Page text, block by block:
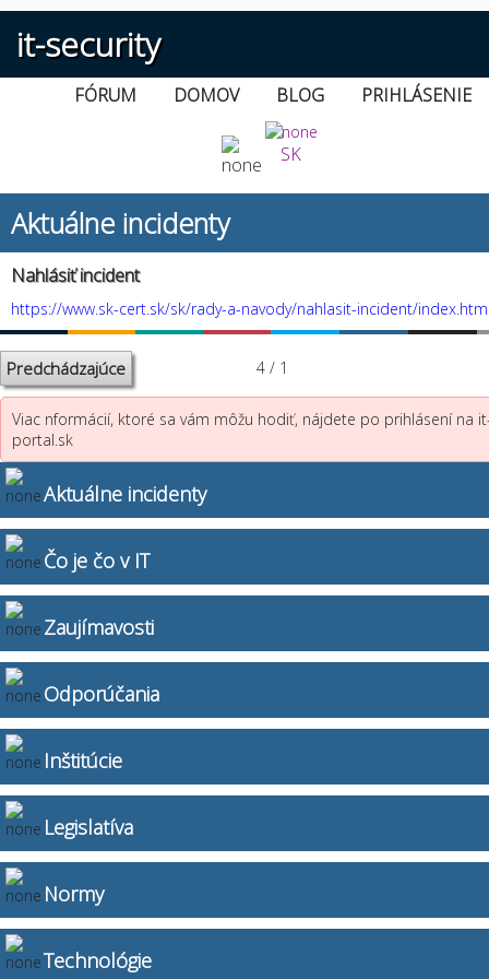
it-security
FÓRUM DOMOV BLOG PRIHLÁSENIE
SK
Aktuálne incidenty
Nahlásiť incident
https://www.sk-cert.sk/sk/rady-a-navody/nahlasit-incident/
Predchádzajúce 4 / 1
Viac nformácií, ktoré sa vám môžu hodiť, nájdete po prihlásení na
portal.sk
Aktuálne incidenty
Čo je čo v IT
Zaujímavosti
Odporúčania
Inštitúcie
Legislatíva
Normy
Technológie